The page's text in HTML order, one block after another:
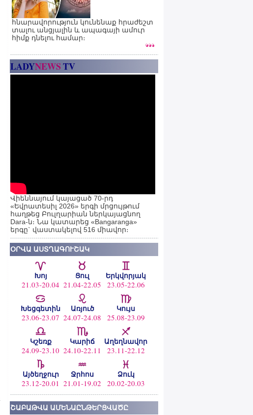
հնարավորություն կունենաք հրաժեշտ
տալու անցյալին և ապագայի ամուր
հիմք դնելու համար։
LADYNEWSTV
Վիեննայում կայացած 70-րդ
«Եվրատեսիլ 2026» երգի մրցույթում
հաղթեց Բուլղարիան ներկայացնող
Dara-ն։ Նա կատարեց «Bangaranga»
երգը` վաստակելով 516 միավոր։
ՕՐՎԱ ԱՍՏՂԱԳՈՒՇԱԿ
Խոյ
21.03-20.04
Ցուլ
21.04-22.05
Երկվորյակ
23.05-22.06
Խեցգետին
23.06-23.07
Առյուծ
24.07-24.08
Կույս
25.08-23.09
Կշեռք
24.09-23.10
Կարիճ
24.10-22.11
Աղեղնավոր
23.11-22.12
Այծեղջուր
23.12-20.01
Ջրհոս
21.01-19.02
Ձուկ
20.02-20.03
ՇԱԲԱԹՎԱ ԱՄԵՆԱԸՆԹԵՐՑՎԱԾԸ